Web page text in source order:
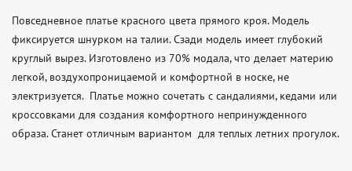
Повседневное платье красного цвета прямого кроя. Модель
фиксируется шнурком на талии. Сзади модель имеет глубокий
круглый вырез. Изготовлено из 70% модала, что делает материю
легкой, воздухопроницаемой и комфортной в носке, не
электризуется.  Платье можно сочетать с сандалиями, кедами или
кроссовками для создания комфортного непринужденного
образа. Станет отличным вариантом  для теплых летних прогулок.